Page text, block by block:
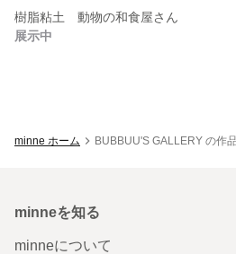
樹脂粘土 動物の和食屋さん
展示中
minne ホーム BUBBUU'S GALLERY の作
minneを知る
minneについて